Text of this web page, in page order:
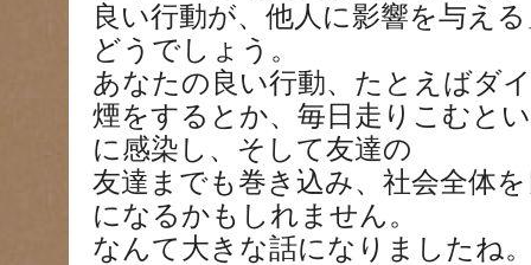
良い行動が、他人に影響を与え
どうでしょう。
あなたの良い行動、たとえばダ
煙をするとか、毎日走りこむと
に感染し、そして友達の
友達までも巻き込み、社会全体
になるかもしれません。
なんて大きな話になりましたね